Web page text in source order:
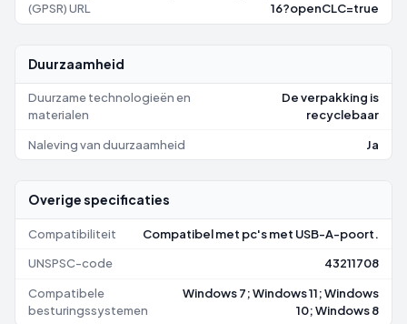
(GPSR) URL
16?openCLC=true
Duurzaamheid
Duurzame technologieën en
materialen
De verpakking is
recyclebaar
Naleving van duurzaamheid Ja
Overige specificaties
Compatibiliteit Compatibel met pc's met USB-A-poort.
UNSPSC-code 43211708
Compatibele
besturingssystemen
Windows 7; Windows 11; Windows
10; Windows 8